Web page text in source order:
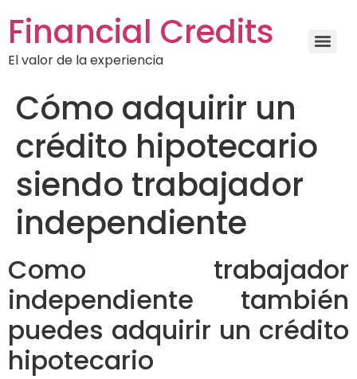
Financial Credits
El valor de la experiencia
Cómo adquirir un
crédito hipotecario
siendo trabajador
independiente
Como trabajador
independiente también
puedes adquirir un crédito
hipotecario